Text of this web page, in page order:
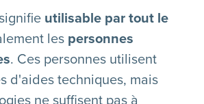
utilisable par tout le
les personnes
. Ces personnes utilisent
d'aides techniques, mais
ne suffisent pas à